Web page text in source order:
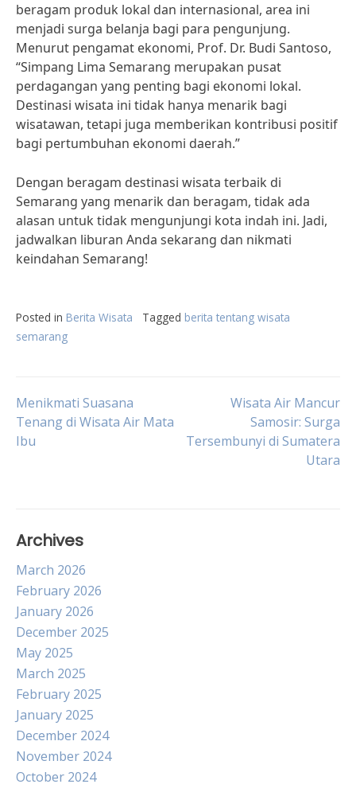
beragam produk lokal dan internasional, area ini
menjadi surga belanja bagi para pengunjung.
Menurut pengamat ekonomi, Prof. Dr. Budi Santoso,
“Simpang Lima Semarang merupakan pusat
perdagangan yang penting bagi ekonomi lokal.
Destinasi wisata ini tidak hanya menarik bagi
wisatawan, tetapi juga memberikan kontribusi positif
bagi pertumbuhan ekonomi daerah.”
Dengan beragam destinasi wisata terbaik di
Semarang yang menarik dan beragam, tidak ada
alasan untuk tidak mengunjungi kota indah ini. Jadi,
jadwalkan liburan Anda sekarang dan nikmati
keindahan Semarang!
Posted in Berita Wisata Tagged berita tentang wisata
semarang
Post
navigation
Menikmati Suasana
Tenang di Wisata Air Mata
Ibu
Wisata Air Mancur
Samosir: Surga
Tersembunyi di Sumatera
Utara
Archives
March 2026
February 2026
January 2026
December 2025
May 2025
March 2025
February 2025
January 2025
December 2024
November 2024
October 2024